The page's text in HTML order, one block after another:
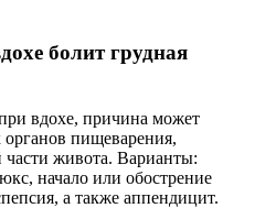
болит грудная
вдохе, причина может
органов пищеварения,
части живота. Варианты:
начало или обострение
а также аппендицит.